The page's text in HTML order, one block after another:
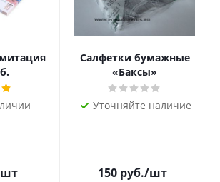
Салфетки бумажные
«Баксы»
Уточняйте наличие
150руб./шт